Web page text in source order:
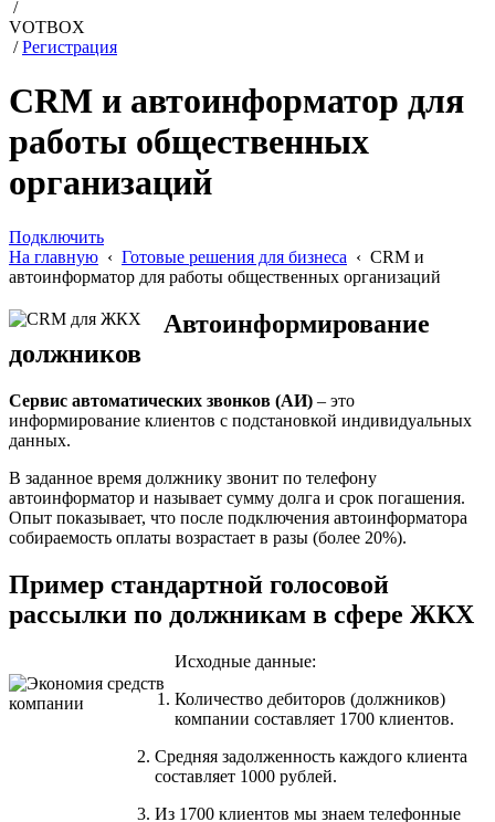
/
VOTBOX
/Регистрация
CRM и автоинформатор для
работы общественных
организаций
Подключить
На главную ‹ Готовые решения для бизнеса ‹ CRM и
автоинформатор для работы общественных организаций
Автоинформирование
должников
Сервис автоматических звонков (АИ) – это
информирование клиентов с подстановкой индивидуальных
данных.
В заданное время должнику звонит по телефону
автоинформатор и называет сумму долга и срок погашения.
Опыт показывает, что после подключения автоинформатора
собираемость оплаты возрастает в разы (более 20%).
Пример стандартной голосовой
рассылки по должникам в сфере ЖКХ
Исходные данные:
Количество дебиторов (должников)
компании составляет 1700 клиентов.
Средняя задолженность каждого клиента
составляет 1000 рублей.
Из 1700 клиентов мы знаем телефонные